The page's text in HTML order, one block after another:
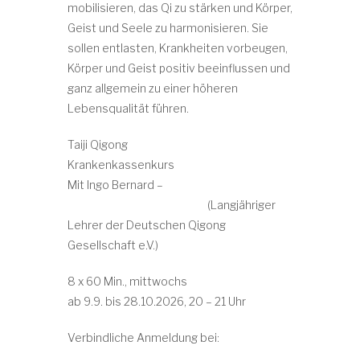
mobilisieren, das Qi zu stärken und Körper,
Geist und Seele zu harmonisieren. Sie
sollen entlasten, Krankheiten vorbeugen,
Körper und Geist positiv beeinflussen und
ganz allgemein zu einer höheren
Lebensqualität führen.
Taiji Qigong
Krankenkassenkurs
Mit Ingo Bernard –
(Langjähriger
Lehrer der Deutschen Qigong
Gesellschaft e.V.)
8 x 60 Min., mittwochs
ab 9.9. bis 28.10.2026, 20 – 21 Uhr
Verbindliche Anmeldung bei: